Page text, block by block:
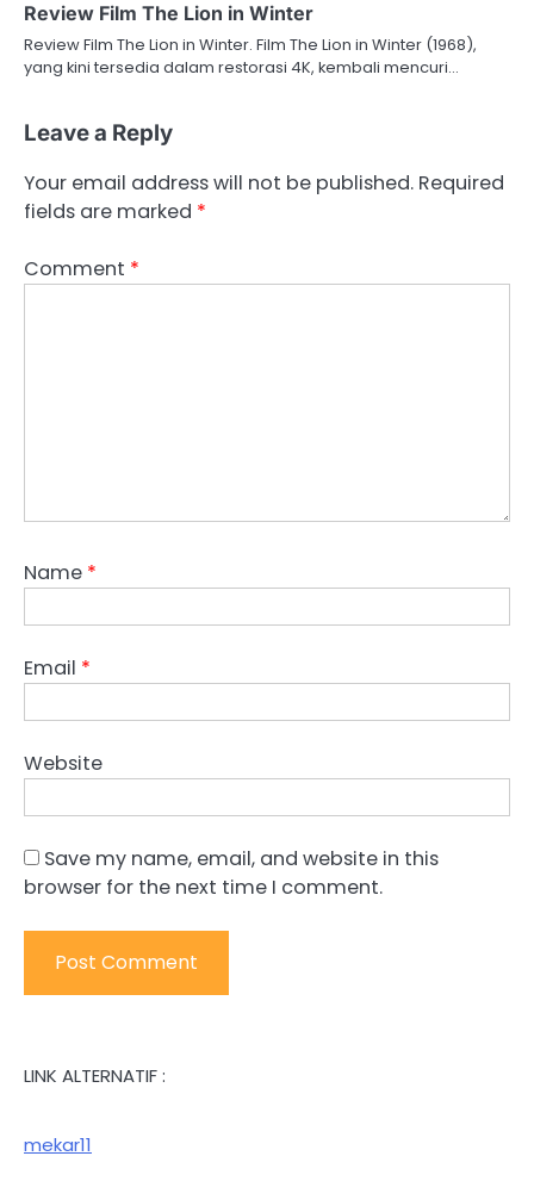
Review Film The Lion in Winter
Review Film The Lion in Winter. Film The Lion in Winter (1968),
yang kini tersedia dalam restorasi 4K, kembali mencuri…
Leave a Reply
Your email address will not be published. Required
fields are marked *
Comment *
Name *
Email *
Website
Save my name, email, and website in this
browser for the next time I comment.
LINK ALTERNATIF :
mekar11